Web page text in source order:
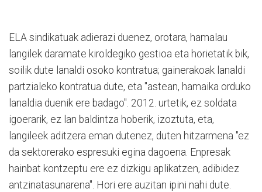
ELA sindikatuak adierazi duenez, orotara, hamalau
langilek daramate kiroldegiko gestioa eta horietatik bik,
soilik dute lanaldi osoko kontratua; gainerakoak lanaldi
partzialeko kontratua dute, eta "astean, hamaika orduko
lanaldia duenik ere badago". 2012. urtetik, ez soldata
igoerarik, ez lan baldintza hoberik, izoztuta, eta,
langileek aditzera eman dutenez, duten hitzarmena "ez
da sektorerako espresuki egina dagoena. Enpresak
hainbat kontzeptu ere ez dizkigu aplikatzen, adibidez
antzinatasunarena". Hori ere auzitan ipini nahi dute.